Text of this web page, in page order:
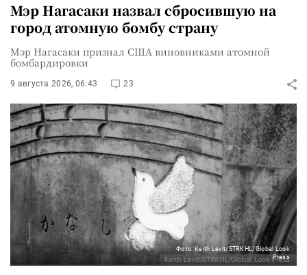
Мэр Нагасаки назвал сбросившую на
город атомную бомбу страну
Мэр Нагасаки признал США виновниками атомной
бомбардировки
9 августа 2026, 06:43 23
Фото: Keith Levit/STRKHL/Global Look
Press